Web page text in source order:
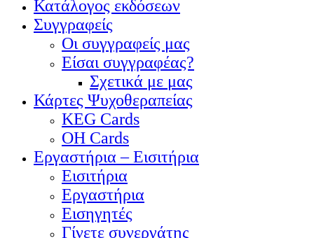
Κατάλογος εκδόσεων
Συγγραφείς
Οι συγγραφείς μας
Είσαι συγγραφέας?
Σχετικά με μας
Κάρτες Ψυχοθεραπείας
KEG Cards
OH Cards
Εργαστήρια – Εισιτήρια
Εισιτήρια
Εργαστήρια
Εισηγητές
Γίνετε συνεργάτης